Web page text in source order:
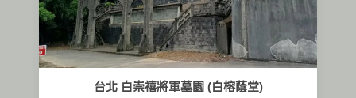
台北 白崇禧將軍墓園 (白榕蔭堂)